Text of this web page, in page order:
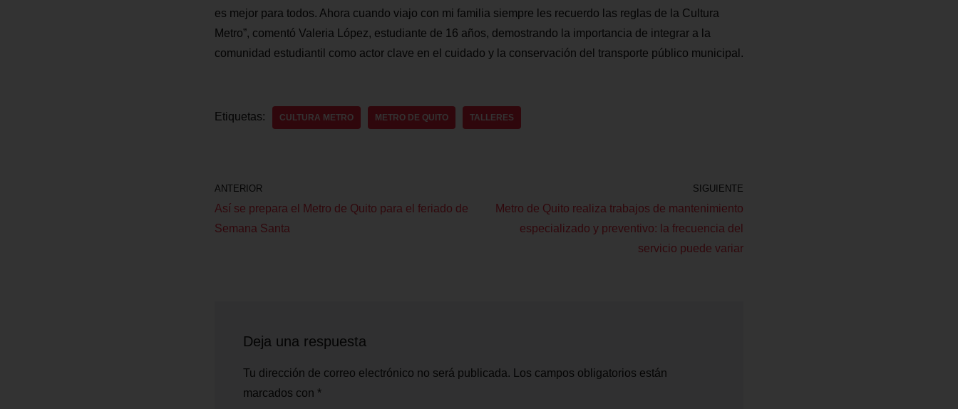
es mejor para todos. Ahora cuando viajo con mi familia siempre les recuerdo las reglas de la Cultura
Metro”, comentó Valeria López, estudiante de 16 años, demostrando la importancia de integrar a la
comunidad estudiantil como actor clave en el cuidado y la conservación del transporte público municipal.
Etiquetas: CULTURA METRO METRO DE QUITO TALLERES
ANTERIOR
Así se prepara el Metro de Quito para el feriado de
Semana Santa
SIGUIENTE
Metro de Quito realiza trabajos de mantenimiento
especializado y preventivo: la frecuencia del
servicio puede variar
Deja una respuesta
Tu dirección de correo electrónico no será publicada.
Los campos obligatorios están
marcados con *